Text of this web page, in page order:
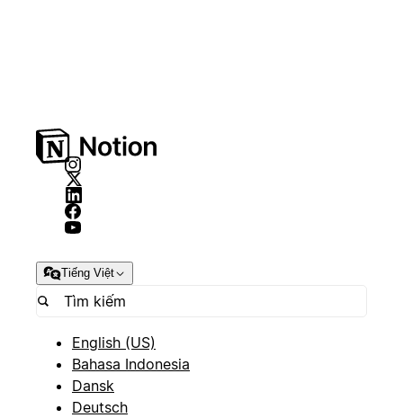
Tiếng Việt
English (US)
Bahasa Indonesia
Dansk
Deutsch